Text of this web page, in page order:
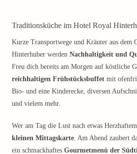
Traditionsküche im Hotel Royal
Kurze Transportwege und Kräuter aus dem
Hinterhuber werden Nachhaltigkeit und
Freu dich bereits am Morgen auf köstliche
reichhaltigen Frühstücksbuffet mit
Bio- und eine Kinderecke, diversen
und vielem mehr.
Wer am Tag die Lust nach etwas
kleinen Mittagskarte. Am Abend zaubert
ein schmackhaftes Gourmetmenü der